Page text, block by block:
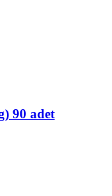
90 adet